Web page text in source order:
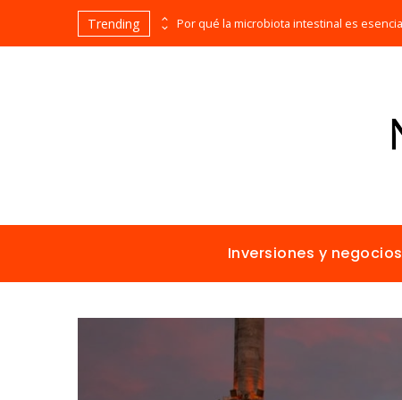
Trending Los imperios más ricos gracias al comercio antes de la era industrial
Inversiones y negocios